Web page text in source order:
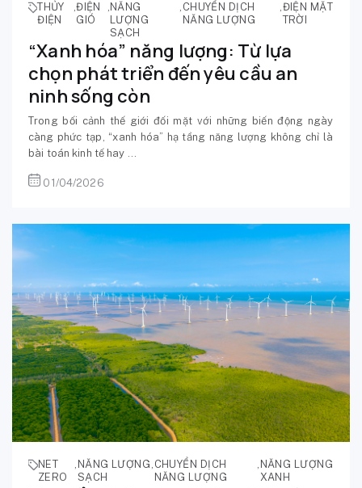
THỦY
ĐIỆN
,ĐIỆN
GIÓ
, NĂNG
LƯỢNG
SẠCH
, CHUYỂN DỊCH
NĂNG LƯỢNG
,ĐIỆN MẶT
TRỜI
“Xanh hóa” năng lượng: Từ lựa
chọn phát triển đến yêu cầu an
ninh sống còn
Trong bối cảnh thế giới đối mặt với những biến động ngày
càng phức tạp, “xanh hóa” hạ tầng năng lượng không chỉ là
bài toán kinh tế hay ...
01/04/2026
NET
ZERO
, NĂNG LƯỢNG
SẠCH
, CHUYỂN DỊCH
NĂNG LƯỢNG
, NĂNG LƯỢNG
XANH